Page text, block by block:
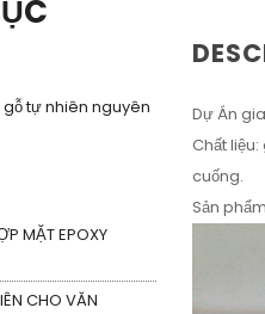
tự nhiên nguyên
MẶT EPOXY
CHO VĂN
Dự Án
Chất
cuống.
Sản